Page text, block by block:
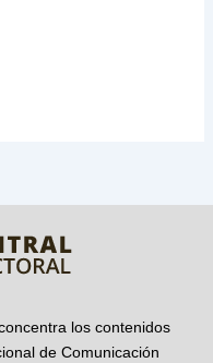
los contenidos
de Comunicación